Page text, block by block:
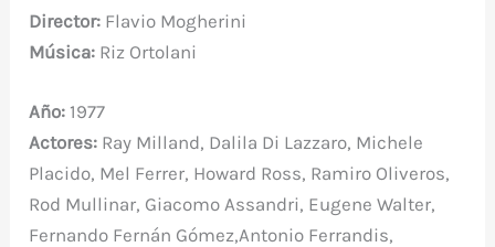
o
k
p
Director: Flavio Mogherini
Música: Riz Ortolani
Año: 1977
Actores: Ray Milland, Dalila Di Lazzaro, Michele
Placido, Mel Ferrer, Howard Ross, Ramiro Oliveros,
Rod Mullinar, Giacomo Assandri, Eugene Walter,
Fernando Fernán Gómez,Antonio Ferrandis,